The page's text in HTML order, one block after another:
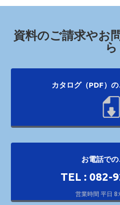
資料のご請求やお
ら
カタログ（PDF）
お電話で
TEL : 082-
営業時間 平日